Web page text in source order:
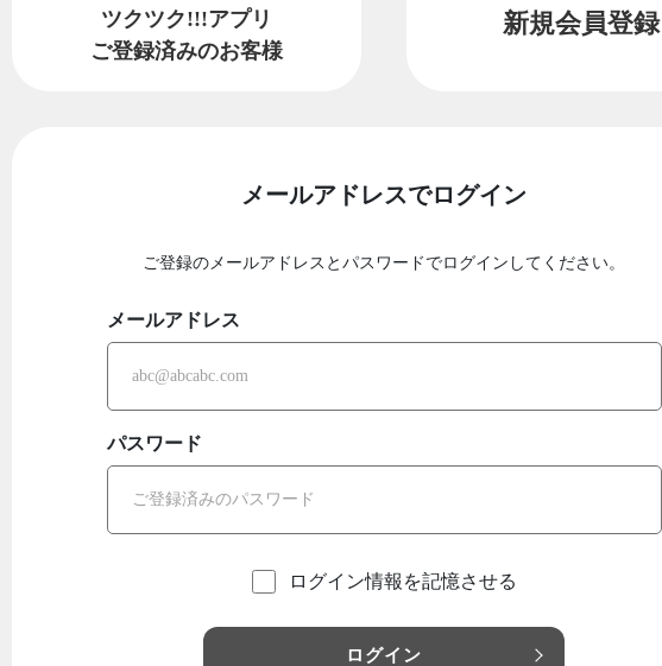
ツクツク!!!アプリ
ご登録済みのお客様
新規会員登録
メールアドレスでログイン
ご登録のメールアドレスとパスワードでログインしてください。
メールアドレス
パスワード
ログイン情報を記憶させる
ログイン